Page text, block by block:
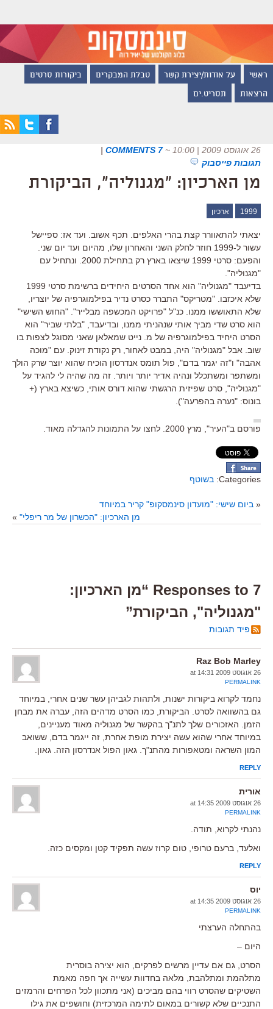
ראשי על אודות/יצירת קשר טבלת המבקרים ביקורות סרטים
הרצאות תסריט.ים
26 אוגוסט 2009 | 10:00 ~
7 COMMENTS
|
תגובות פייסבוק
מן הארכיון: "מגנוליה", הביקורת
1999 ארכיון
יצאתי להתאוורר קצת בהרי האלפים. תכף אשוב. ועד אז: ספיישל
עשור ל-1999 חוזר לחלק השני והאחרון שלו, מהיום ועד יום שני.
והפעם: סרטי 1999 שיצאו בארץ רק בתחילת 2000. ונתחיל עם
"מגנוליה".
בדיעבד "מגנוליה" הוא אחד הסרטים היחידים ברשימת סרטי 1999
שלא איכזבו. "מטריקס" התברר כסרט נדיר בפילמוגרפיה של יוצריו,
שלא התאוששו ממנו. כנ"ל "פרויקט המכשפה מבלייר". "החוש השישי"
הוא סרט שדי מביך אותי שנהניתי ממנו, ובדיעבד, "בלתי שביר" הוא
הסרט היחיד בפילמוגרפיה של מ. נייט שמאלאן שאני מסוגל לצפות בו
שוב. אבל "מגנוליה" היה, במבט לאחור, רק נקודת זינוק. עם "מוכה
אהבה" ו"זה יגמר בדם", פול תומס אנדרסון הוכיח שהוא יוצר שרק הולך
ומשתפר ומשתכלל ונהיה אדיר יותר ויותר. זה מה שהיה לי להגיד על
"מגנוליה", סרט שפיזית הרגשתי שהוא דורס אותי, כשיצא בארץ (+
בונוס: "נערה בהפרעה").
פורסם ב"העיר", מרץ 2000. לחצו על התמונות להגדלה מאוד.
Categories: בשוטף
« ביום שישי: "מועדון סינמסקופ" קריר במיוחד
מן הארכיון: "הכשרון של מר ריפלי" »
7 Responses to “מן הארכיון:
"מגנוליה", הביקורת”
פיד תגובות
Raz Bob Marley
26 אוגוסט 2009 at 14:31
PERMALINK
נחמד לקרוא ביקורות ישנות, ולתהות לגביהן עשר שנים אחרי, במיוחד
גם בהשוואה לסרט. הביקורת, כמו הסרט מדהים הזה, עברה את מבחן
הזמן. האזכורים שלך לתנ"ך בהקשר של מגנוליה מאוד מעניינים,
במיוחד אחרי שהוא עשה יצירת מופת אחרת, זה ייגמר בדם, ששואב
המון השראה ומטאפורות מהתנ"ך. גאון הפול אנדרסון הזה. גאון.
REPLY
אורית
26 אוגוסט 2009 at 14:35
PERMALINK
נהנתי לקרוא, תודה.
ואלעד, ברעם טרופי, טום קרוז עשה תפקיד קטן ומקסים כזה.
REPLY
יוס
26 אוגוסט 2009 at 14:35
PERMALINK
בהתחלה הערצתי
היום –
הסרט, גם אם עדיין מרשים לפרקים, הוא יצירה בוסרית
מתלהמת ומתלהבת, מלאה בחדוות עשייה אך חפה מאמת
השטיקים שהסרט רווי בהם מביכים (אני מתכוון לכל הפרחים והרמזים
התנכיים שלא קשורים במאום לתימה המרכזית) וחושפים את גילו